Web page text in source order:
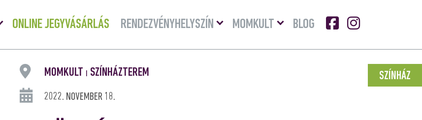
Menü
lenyitása
ONLINE JEGYVÁSÁRLÁS RENDEZVÉNYHELYSZÍN
Menü
lenyitásaMOMKULT
Menü
lenyitása
BLOG
SZÍNHÁZ
MOMKULT SZÍNHÁZTEREM
2022. NOVEMBER 18.